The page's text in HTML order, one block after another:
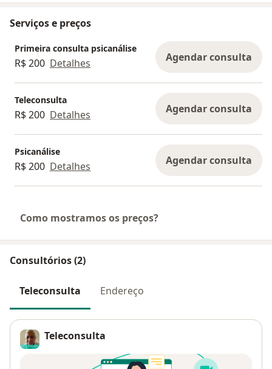
Serviços e preços
Primeira consulta psicanálise
R$ 200 Detalhes Agendar consulta
Teleconsulta
R$ 200 Detalhes Agendar consulta
Psicanálise
R$ 200 Detalhes Agendar consulta
Como mostramos os preços?
Consultórios (2)
Teleconsulta Endereço
Teleconsulta